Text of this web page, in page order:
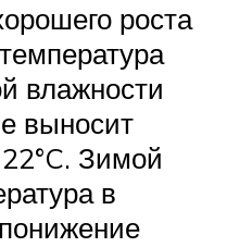
роста
влажности
выносит
Зимой
в